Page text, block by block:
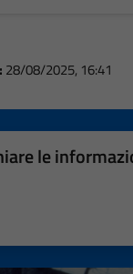
28/08/2025, 16:41
le
5 stelle su 5
stelle su 5
su 5
5